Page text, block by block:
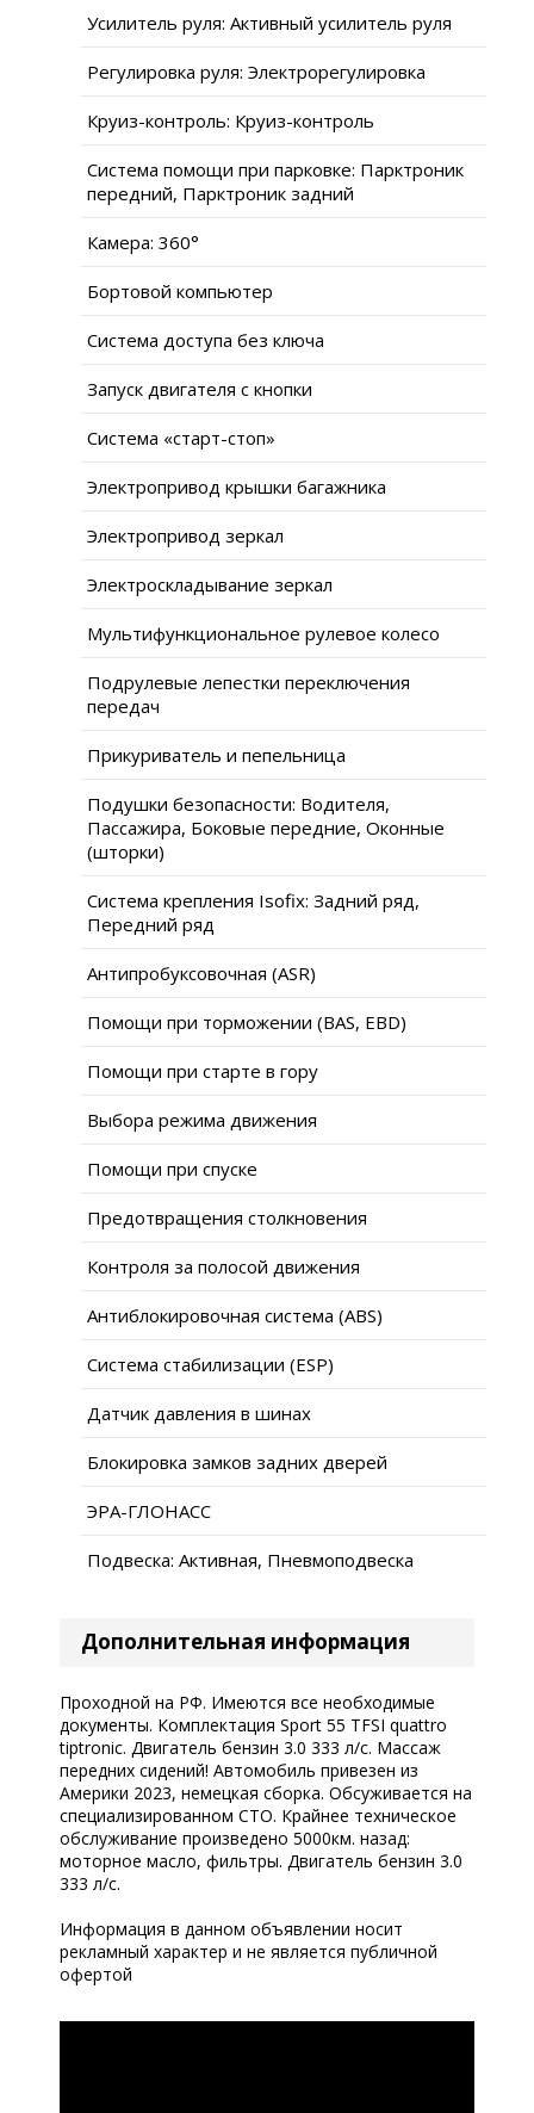
Усилитель руля: Активный усилитель руля
Регулировка руля: Электрорегулировка
Круиз-контроль: Круиз-контроль
Система помощи при парковке: Парктроник
передний, Парктроник задний
Камера: 360°
Бортовой компьютер
Система доступа без ключа
Запуск двигателя с кнопки
Система «старт-стоп»
Электропривод крышки багажника
Электропривод зеркал
Электроскладывание зеркал
Мультифункциональное рулевое колесо
Подрулевые лепестки переключения
передач
Прикуриватель и пепельница
Подушки безопасности: Водителя,
Пассажира, Боковые передние, Оконные
(шторки)
Система крепления Isofix: Задний ряд,
Передний ряд
Антипробуксовочная (ASR)
Помощи при торможении (BAS, EBD)
Помощи при старте в гору
Выбора режима движения
Помощи при спуске
Предотвращения столкновения
Контроля за полосой движения
Антиблокировочная система (ABS)
Система стабилизации (ESP)
Датчик давления в шинах
Блокировка замков задних дверей
ЭРА-ГЛОНАСС
Подвеска: Активная, Пневмоподвеска
Дополнительная информация
Проходной на РФ. Имеются все необходимые
документы. Комплектация Sport 55 TFSI quattro
tiptronic. Двигатель бензин 3.0 333 л/с. Массаж
передних сидений! Автомобиль привезен из
Америки 2023, немецкая сборка. Обсуживается на
специализированном СТО. Крайнее техническое
обслуживание произведено 5000км. назад:
моторное масло, фильтры. Двигатель бензин 3.0
333 л/с.
Информация в данном объявлении носит
рекламный характер и не является публичной
офертой